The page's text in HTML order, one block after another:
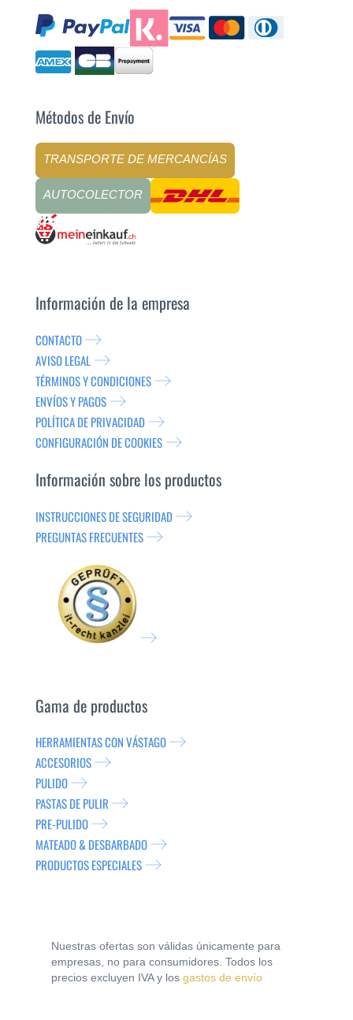
Métodos de Envío
TRANSPORTE DE MERCANCÍAS
AUTOCOLECTOR
Información de la empresa
CONTACTO
AVISO LEGAL
TÉRMINOS Y CONDICIONES
ENVÍOS Y PAGOS
POLÍTICA DE PRIVACIDAD
CONFIGURACIÓN DE COOKIES
Información sobre los productos
INSTRUCCIONES DE SEGURIDAD
PREGUNTAS FRECUENTES
Gama de productos
HERRAMIENTAS CON VÁSTAGO
ACCESORIOS
PULIDO
PASTAS DE PULIR
PRE-PULIDO
MATEADO & DESBARBADO
PRODUCTOS ESPECIALES
Nuestras ofertas son válidas únicamente para
empresas, no para consumidores. Todos los
precios excluyen IVA y los gastos de envío